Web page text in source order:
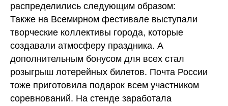
распределились следующим образом:
Также на Всемирном фестивале выступали
творческие коллективы города, которые
создавали атмосферу праздника. А
дополнительным бонусом для всех стал
розыгрыш лотерейных билетов. Почта России
тоже приготовила подарок всем участником
соревнований. На стенде заработала